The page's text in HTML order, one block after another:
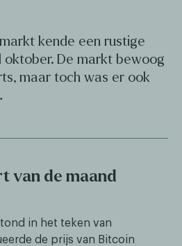
kende een rustige
De markt bewoog
maar toch was er ook
van de maand
in het teken van
de prijs van Bitcoin